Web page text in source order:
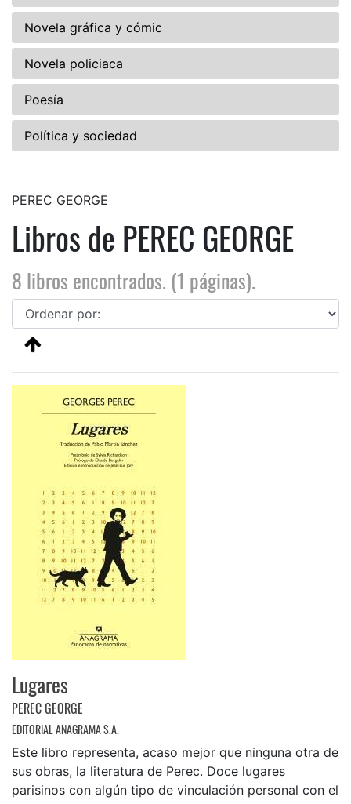
Novela gráfica y cómic
Novela policiaca
Poesía
Política y sociedad
PEREC GEORGE
Libros de PEREC GEORGE
8 libros encontrados. (1 páginas).
Lugares
PEREC GEORGE
EDITORIAL ANAGRAMA S.A.
Este libro representa, acaso mejor que ninguna otra de
sus obras, la literatura de Perec. Doce lugares
parisinos con algún tipo de vinculación personal con el